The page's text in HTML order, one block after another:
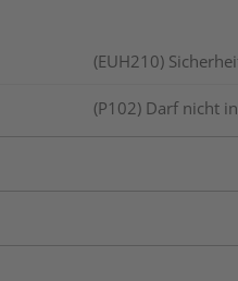
(EUH210)
(P102) Darf nicht